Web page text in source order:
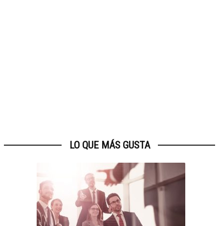
LO QUE MÁS GUSTA